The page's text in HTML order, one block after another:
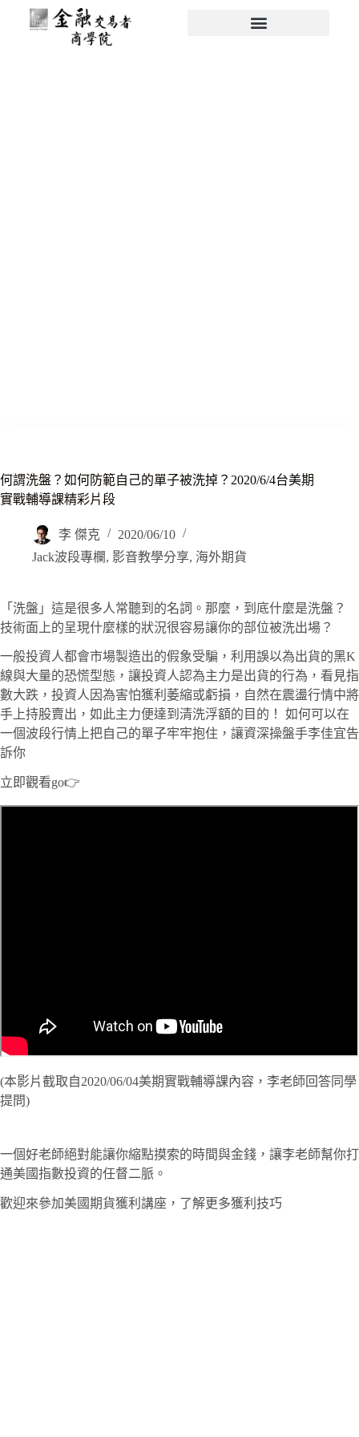
何謂洗盤？如何防範自己的單子被洗掉？2020/6/4台美期
實戰輔導課精彩片段
李 傑克
2020/06/10
Jack波段專欄, 影音教學分享, 海外期貨
「洗盤」這是很多人常聽到的名詞。那麼，到底什麼是洗盤？
技術面上的呈現什麼樣的狀況很容易讓你的部位被洗出場？
一般投資人都會市場製造出的假象受騙，利用誤以為出貨的黑K
線與大量的恐慌型態，讓投資人認為主力是出貨的行為，看見指
數大跌，投資人因為害怕獲利萎縮或虧損，自然在震盪行情中將
手上持股賣出，如此主力便達到清洗浮額的目的！ 如何可以在
一個波段行情上把自己的單子牢牢抱住，讓資深操盤手李佳宜告
訴你
立即觀看go👉️
(本影片截取自2020/06/04美期實戰輔導課內容，李老師回答同學
提問)
一個好老師絕對能讓你縮點摸索的時間與金錢，讓李老師幫你打
通美國指數投資的任督二脈。
歡迎來參加美國期貨獲利講座，了解更多獲利技巧